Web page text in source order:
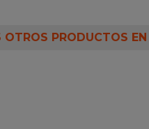
OTROS PRODUCTOS